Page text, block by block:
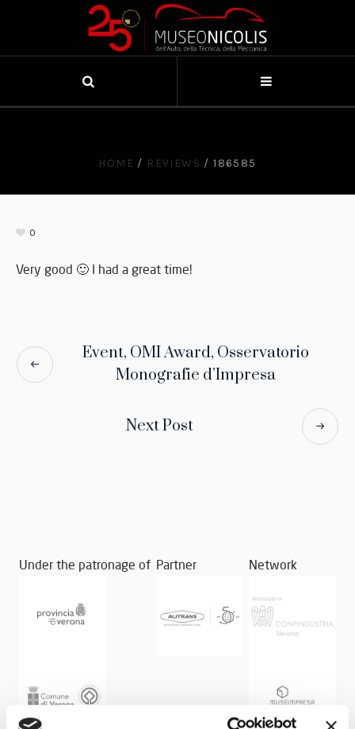
HOME / REVIEWS / 186585
0
Very good 🙂 I had a great time!
Event, OMI Award, Osservatorio
Monografie d’Impresa
Next Post
Under the patronage of Partner Network